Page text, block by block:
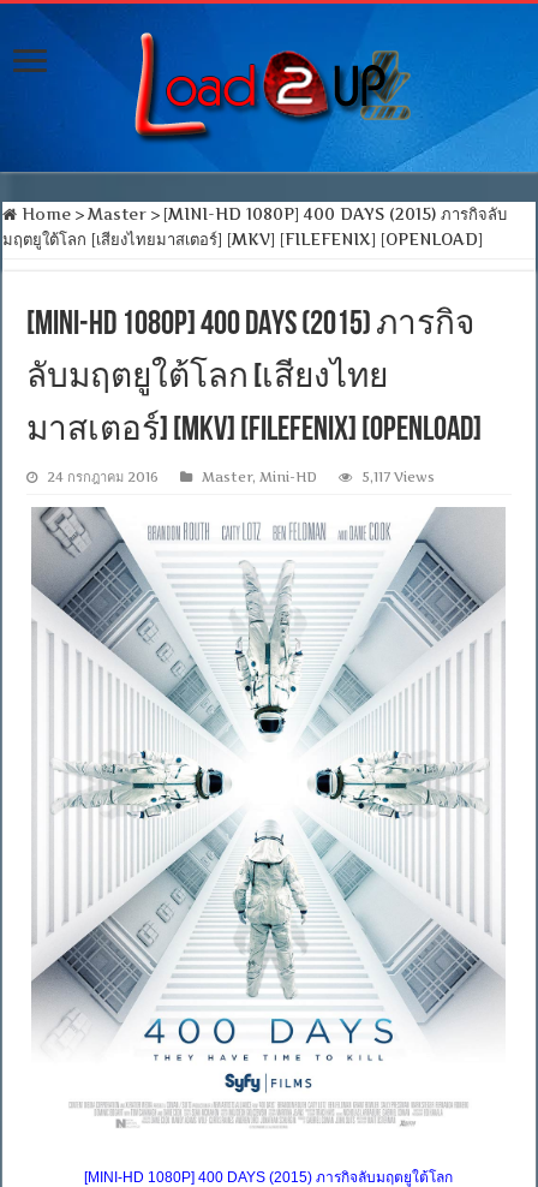
Home > Master > [MINI-HD 1080P] 400 DAYS (2015) ภารกิจลับ
มฤตยูใต้โลก [เสียงไทยมาสเตอร์] [MKV] [FILEFENIX] [OPENLOAD]
[MINI-HD 1080P] 400 DAYS (2015) ภารกิจ
ลับมฤตยูใต้โลก [เสียงไทย
มาสเตอร์] [MKV] [FILEFENIX] [OPENLOAD]
24 กรกฎาคม 2016 Master,Mini-HD 5,117 Views
[MINI-HD 1080P] 400 DAYS (2015) ภารกิจลับมฤตยูใต้โลก